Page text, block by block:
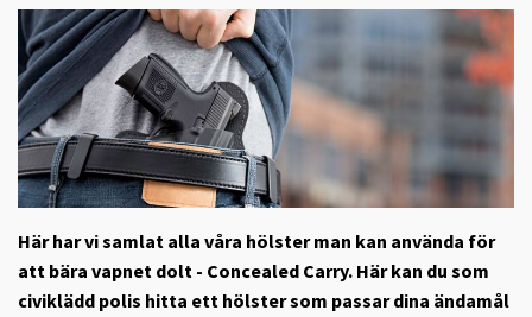
Här har vi samlat alla våra hölster man kan använda för
att bära vapnet dolt - Concealed Carry. Här kan du som
civiklädd polis hitta ett hölster som passar dina ändamål